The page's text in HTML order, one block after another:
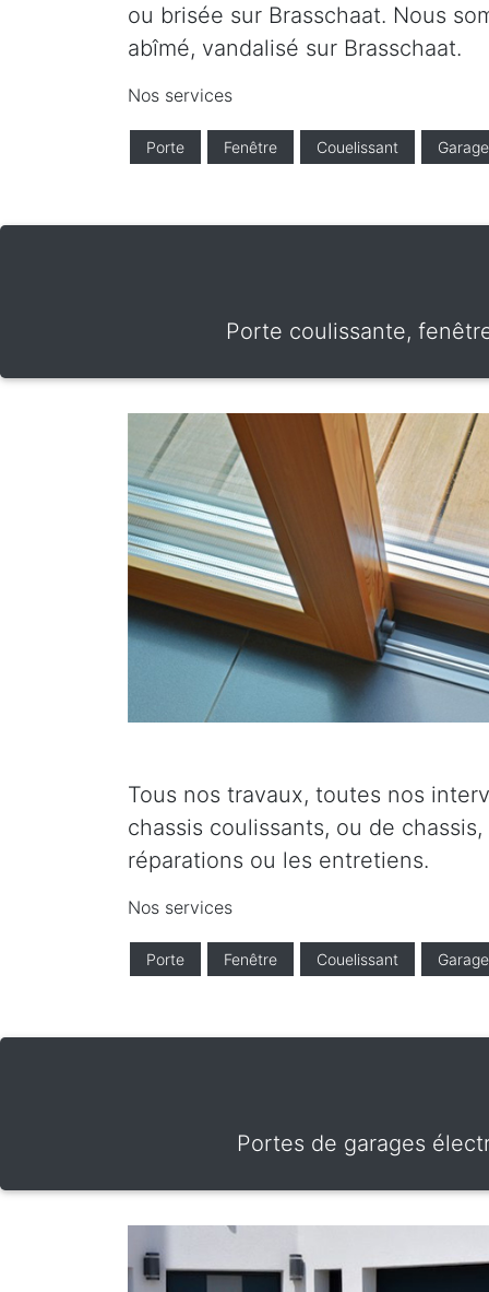
ou brisée sur Brasschaat. Nous
abîmé, vandalisé sur Brasschaat.
Nos services
Porte Fenêtre Couelissant Garage
Porte coulissante,
Tous nos travaux, toutes nos
chassis coulissants, ou de
réparations ou les entretiens.
Nos services
Porte Fenêtre Couelissant Garage
Portes de garages